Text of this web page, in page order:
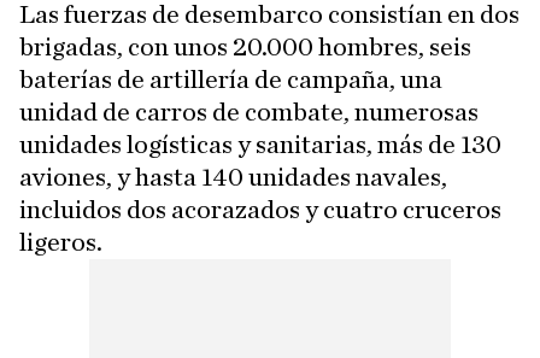
Las fuerzas de desembarco consistían en dos
brigadas, con unos 20.000 hombres, seis
baterías de artillería de campaña, una
unidad de carros de combate, numerosas
unidades logísticas y sanitarias, más de 130
aviones, y hasta 140 unidades navales,
incluidos dos acorazados y cuatro cruceros
ligeros.